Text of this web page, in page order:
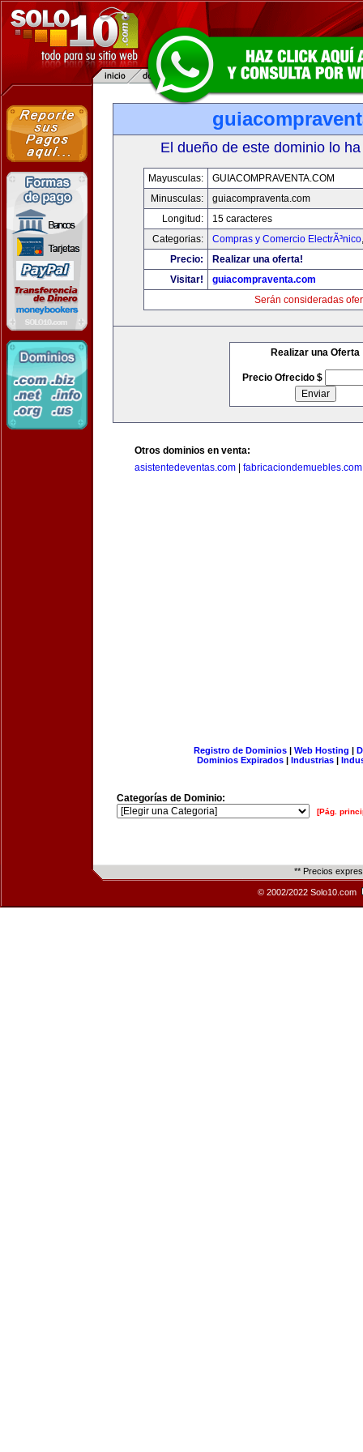
El dueño de este dominio lo
Mayusculas:
GUIACOMPRAVENTA.COM
Minusculas:
guiacompraventa.com
Longitud:
15 caracteres
Categorias:
Compras y Comercio ElectrÃ³nico
Precio:
Realizar una oferta!
Visitar!
guiacompraventa.com
Serán consideradas
Realizar una Oferta
Precio Ofrecido $
Otros dominios en venta:
asistentedeventas.com
fabricaciondemuebles.com
Registro de Dominios| Web Hosting |
Dominios Expirados | Industrias |
Categorías de Dominio:
[Pág.
** Precios
© 2002/2022 Solo10.com